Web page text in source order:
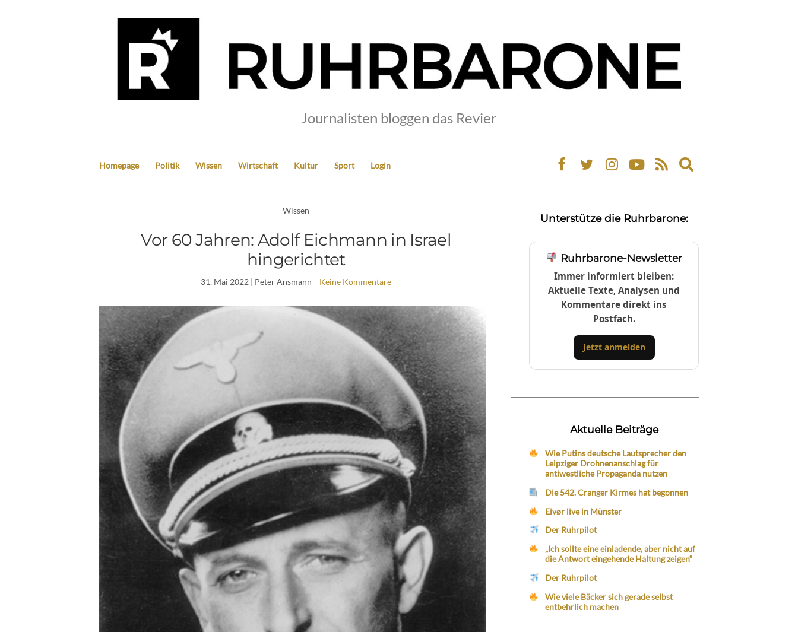
Journalisten bloggen das Revier
Homepage Politik Wissen Wirtschaft Kultur Sport Login
Expand
search
Wissen
Vor 60 Jahren: Adolf Eichmann in Israel
hingerichtet
31. Mai 2022 | Peter Ansmann Keine Kommentare
Unterstütze die Ruhrbarone:
Ruhrbarone-Newsletter
Immer informiert bleiben:
Aktuelle Texte, Analysen und
Kommentare direkt ins
Postfach.
Jetzt anmelden
Aktuelle Beiträge
Wie Putins deutsche Lautsprecher den
Leipziger Drohnenanschlag für
antiwestliche Propaganda nutzen
Die 542. Cranger Kirmes hat begonnen
Eivør live in Münster
Der Ruhrpilot
„Ich sollte eine einladende, aber nicht auf
die Antwort eingehende Haltung zeigen“
Der Ruhrpilot
Wie viele Bäcker sich gerade selbst
entbehrlich machen